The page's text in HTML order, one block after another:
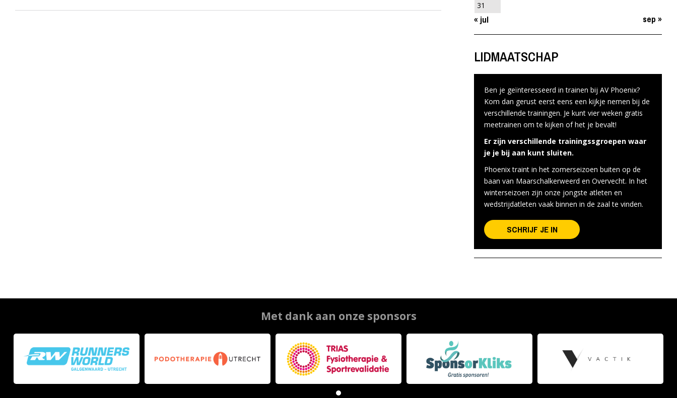
31
« jul sep »
LIDMAATSCHAP
Ben je geïnteresseerd in trainen bij AV Phoenix?
Kom dan gerust eerst eens een kijkje nemen bij de
verschillende trainingen. Je kunt vier weken gratis
meetrainen om te kijken of het je bevalt!
Er zijn verschillende trainingssgroepen waar
je je bij aan kunt sluiten.
Phoenix traint in het zomerseizoen buiten op de
baan van Maarschalkerweerd en Overvecht. In het
winterseizoen zijn onze jongste atleten en
wedstrijdatleten vaak binnen in de zaal te vinden.
SCHRIJF JE IN
Met dank aan onze sponsors